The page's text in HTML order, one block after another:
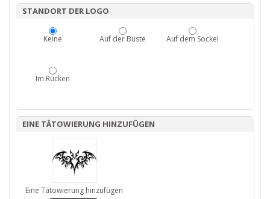
STANDORT DER LOGO
Keine Auf der Büste Auf dem Sockel
Im Rücken
EINE TÄTOWIERUNG HINZUFÜGEN
Eine Tätowierung hinzufügen